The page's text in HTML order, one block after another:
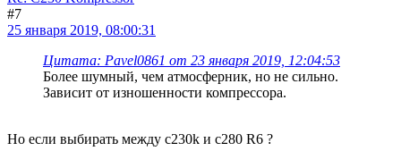
#7
25 января 2019, 08:00:31
Цитата: Pavel0861 от 23 января 2019, 12:04:53
Более шумный, чем атмосферник, но не сильно.
Зависит от изношенности компрессора.
Но если выбирать между с230k и с280 R6 ?